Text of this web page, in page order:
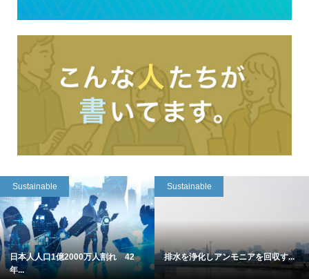
Sustainable
日本人人口1億2000万人割れ 42
年...
Sustainable
排水を浄化しアンモニアを回収す...